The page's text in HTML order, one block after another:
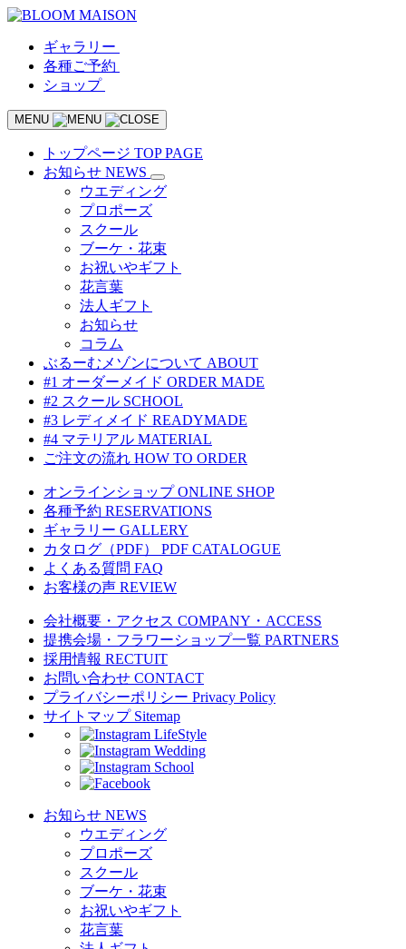
ギャラリー
各種ご予約
ショップ
MENU
トップページ TOP PAGE
お知らせ NEWS
ウエディング
プロポーズ
スクール
ブーケ・花束
お祝いやギフト
花言葉
法人ギフト
お知らせ
コラム
ぶるーむメゾンについて ABOUT
#1 オーダーメイド ORDER MADE
#2 スクール SCHOOL
#3 レディメイド READYMADE
#4 マテリアル MATERIAL
ご注文の流れ HOW TO ORDER
オンラインショップ ONLINE SHOP
各種予約 RESERVATIONS
ギャラリー GALLERY
カタログ（PDF）
PDF CATALOGUE
よくある質問 FAQ
お客様の声 REVIEW
会社概要・アクセス COMPANY・ACCESS
提携会場・フラワーショップ一覧 PARTNERS
採用情報 RECTUIT
お問い合わせ CONTACT
プライバシーポリシー Privacy Policy
サイトマップ Sitemap
LifeStyle
Wedding
School
お知らせ NEWS
ウエディング
プロポーズ
スクール
ブーケ・花束
お祝いやギフト
花言葉